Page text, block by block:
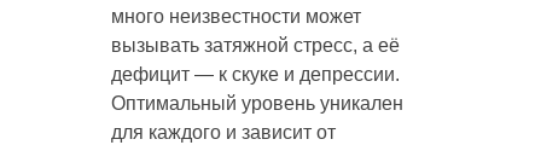
много неизвестности может
вызывать затяжной стресс, а её
дефицит — к скуке и депрессии.
Оптимальный уровень уникален
для каждого и зависит от